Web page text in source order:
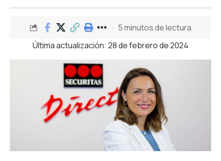
Última actualización: 28 de febrero de 2024
5 minutos de lectura